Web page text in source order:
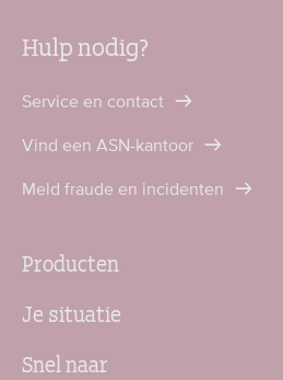
Hulp nodig?
Service en contact
Vind een ASN-kantoor
Meld fraude en incidenten
Producten
Je situatie
Snel naar